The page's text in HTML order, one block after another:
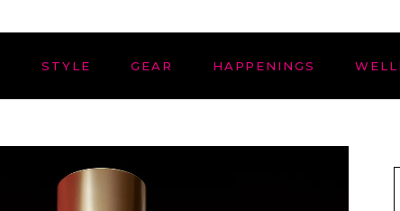
STYLE GEAR HAPPENINGS